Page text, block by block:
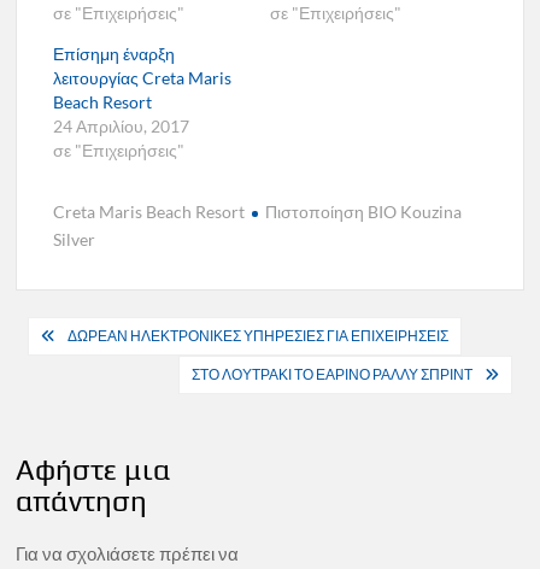
σε "Επιχειρήσεις"
σε "Επιχειρήσεις"
Επίσημη έναρξη
λειτουργίας Creta Maris
Beach Resort
24 Απριλίου, 2017
σε "Επιχειρήσεις"
Creta Maris Beach Resort
Πιστοποίηση BIO Kouzina
Silver
Πλοήγηση
ΔΩΡΕΑΝ ΗΛΕΚΤΡΟΝΙΚΕΣ ΥΠΗΡΕΣΙΕΣ ΓΙΑ ΕΠΙΧΕΙΡΗΣΕΙΣ
ΣΤΟ ΛΟΥΤΡΑΚΙ ΤΟ ΕΑΡΙΝΟ ΡΑΛΛΥ ΣΠΡΙΝΤ
Αφήστε μια
απάντηση
Για να σχολιάσετε πρέπει να